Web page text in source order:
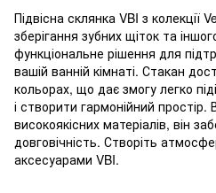
Підвісна склянка VBI з колекції
зберігання зубних щіток та
функціональне рішення для
вашій ванній кімнаті. Стакан
кольорах, що дає змогу легко
і створити гармонійний простір.
високоякісних матеріалів, він
довговічність. Створіть
аксесуарами VBI.